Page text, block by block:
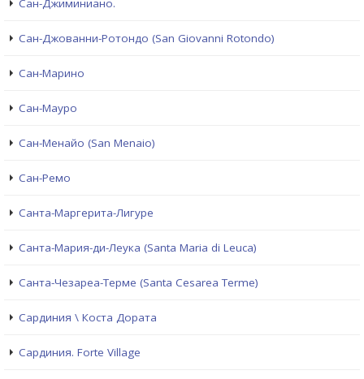
Сан-Джиминиано.
Сан-Джованни-Ротондо (San Giovanni Rotondo)
Сан-Марино
Сан-Мауро
Сан-Менайо (San Menaio)
Сан-Ремо
Санта-Маргерита-Лигуре
Санта-Мария-ди-Леука (Santa Maria di Leuca)
Санта-Чезареа-Терме (Santa Cesarea Terme)
Сардиния \ Коста Дората
Сардиния. Forte Village